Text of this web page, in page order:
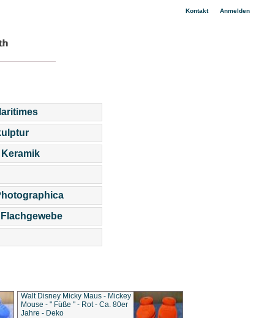
Kontakt| Anmelden
Walt Disney Micky Maus - Mickey
Mouse - " Füße " - Rot - Ca. 80er
Jahre - Deko